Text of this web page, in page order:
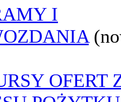
I
OFERT